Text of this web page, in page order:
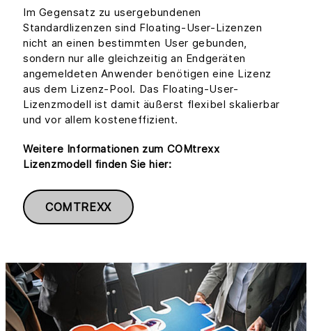
Im Gegensatz zu usergebundenen
Standardlizenzen sind Floating-User-Lizenzen
nicht an einen bestimmten User gebunden,
sondern nur alle gleichzeitig an Endgeräten
angemeldeten Anwender benötigen eine Lizenz
aus dem Lizenz-Pool. Das Floating-User-
Lizenzmodell ist damit äußerst flexibel skalierbar
und vor allem kosteneffizient.
Weitere Informationen zum COMtrexx
Lizenzmodell finden Sie hier:
COMTREXX